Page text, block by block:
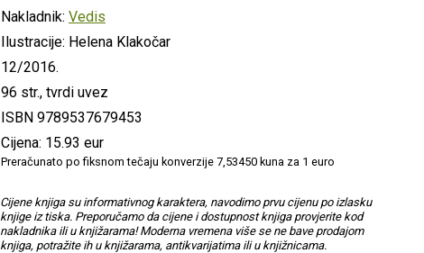
Nakladnik: Vedis
Ilustracije: Helena Klakočar
12/2016.
96 str., tvrdi uvez
ISBN 9789537679453
Cijena: 15.93 eur
Preračunato po fiksnom tečaju konverzije 7,53450 kuna za 1 euro
Cijene knjiga su informativnog karaktera, navodimo prvu cijenu po izlasku
knjige iz tiska. Preporučamo da cijene i dostupnost knjiga provjerite kod
nakladnika ili u knjižarama! Moderna vremena više se ne bave prodajom
knjiga, potražite ih u knjižarama, antikvarijatima ili u knjižnicama.